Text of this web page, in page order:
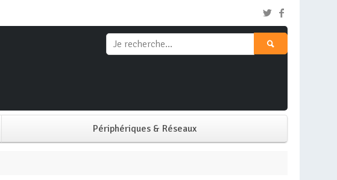
Périphériques & Réseaux